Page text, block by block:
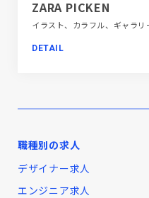
ZARA PICKEN
DETAIL
職種別の求人
デザイナー求人
エンジニア求人